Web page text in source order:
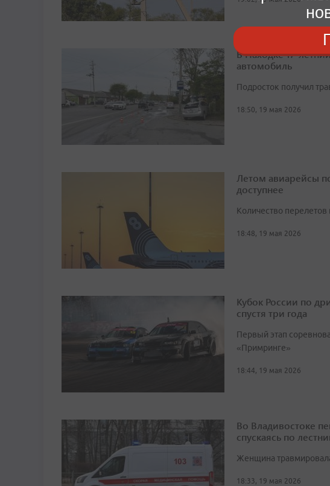
В Находке 17-
автомобиль
Подросток получил
18:50, 19 мая 2026
Летом авиарейсы
доступнее
Количество перелетов
18:48, 19 мая 2026
Кубок России по
спустя три года
Первый этап
«Примринге»
18:44, 19 мая 2026
Во Владивостоке
спускаясь по
Женщина
18:33, 19 мая 2026